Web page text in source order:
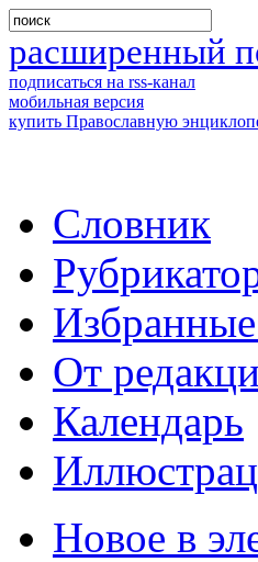
расширенный
подписаться на rss-канал
мобильная версия
купить Православную
Словник
Избранные
От
Календарь
Новое в